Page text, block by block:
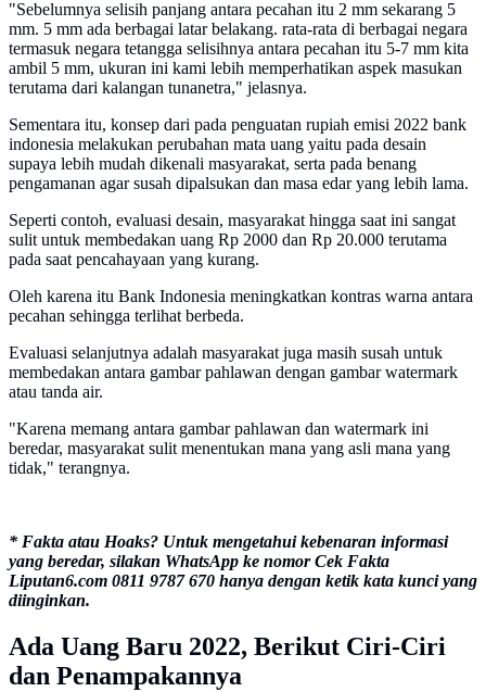
"Sebelumnya selisih panjang antara pecahan itu 2 mm sekarang 5
mm. 5 mm ada berbagai latar belakang. rata-rata di berbagai negara
termasuk negara tetangga selisihnya antara pecahan itu 5-7 mm kita
ambil 5 mm, ukuran ini kami lebih memperhatikan aspek masukan
terutama dari kalangan tunanetra," jelasnya.
Sementara itu, konsep dari pada penguatan rupiah emisi 2022 bank
indonesia melakukan perubahan mata uang yaitu pada desain
supaya lebih mudah dikenali masyarakat, serta pada benang
pengamanan agar susah dipalsukan dan masa edar yang lebih lama.
Seperti contoh, evaluasi desain, masyarakat hingga saat ini sangat
sulit untuk membedakan uang Rp 2000 dan Rp 20.000 terutama
pada saat pencahayaan yang kurang.
Oleh karena itu Bank Indonesia meningkatkan kontras warna antara
pecahan sehingga terlihat berbeda.
Evaluasi selanjutnya adalah masyarakat juga masih susah untuk
membedakan antara gambar pahlawan dengan gambar watermark
atau tanda air.
"Karena memang antara gambar pahlawan dan watermark ini
beredar, masyarakat sulit menentukan mana yang asli mana yang
tidak," terangnya.
* Fakta atau Hoaks? Untuk mengetahui kebenaran informasi
yang beredar, silakan WhatsApp ke nomor Cek Fakta
Liputan6.com 0811 9787 670 hanya dengan ketik kata kunci yang
diinginkan.
Ada Uang Baru 2022, Berikut Ciri-Ciri
dan Penampakannya